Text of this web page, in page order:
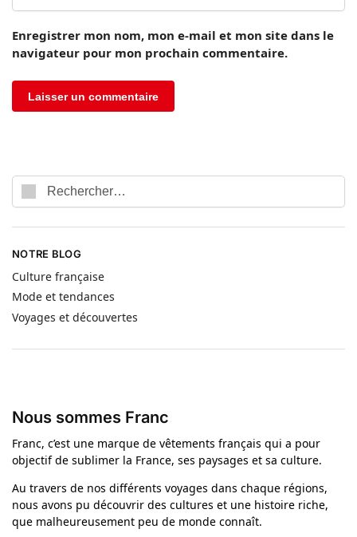
Enregistrer mon nom, mon e-mail et mon site dans le
navigateur pour mon prochain commentaire.
NOTRE BLOG
Culture française
Mode et tendances
Voyages et découvertes
Nous sommes Franc
Franc, c’est une marque de vêtements français qui a pour
objectif de sublimer la France, ses paysages et sa culture.
Au travers de nos différents voyages dans chaque régions,
nous avons pu découvrir des cultures et une histoire riche,
que malheureusement peu de monde connaît.